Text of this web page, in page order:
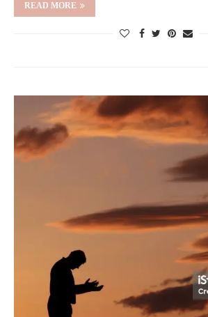
READ MORE